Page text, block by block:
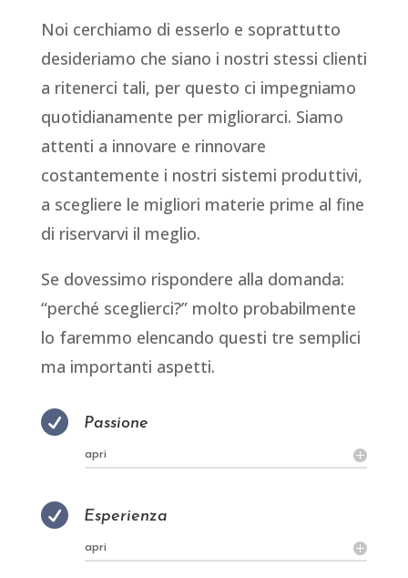
Noi cerchiamo di esserlo e soprattutto
desideriamo che siano i nostri stessi clienti
a ritenerci tali, per questo ci impegniamo
quotidianamente per migliorarci. Siamo
attenti a innovare e rinnovare
costantemente i nostri sistemi produttivi,
a scegliere le migliori materie prime al fine
di riservarvi il meglio.
Se dovessimo rispondere alla domanda:
“perché sceglierci?” molto probabilmente
lo faremmo elencando questi tre semplici
ma importanti aspetti.
 Passione
apri
 Esperienza
apri